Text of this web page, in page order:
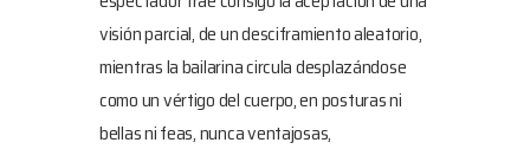
visión parcial, de un desciframiento aleatorio,
mientras la bailarina circula desplazándose
como un vértigo del cuerpo, en posturas ni
bellas ni feas, nunca ventajosas,